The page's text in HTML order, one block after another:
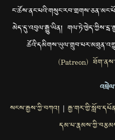
མེད་དུ་འབུལ་རྒྱུ་ཡིན།
(Patreon)
སངས་རྒྱས་ཀྱི་བཀའ། |